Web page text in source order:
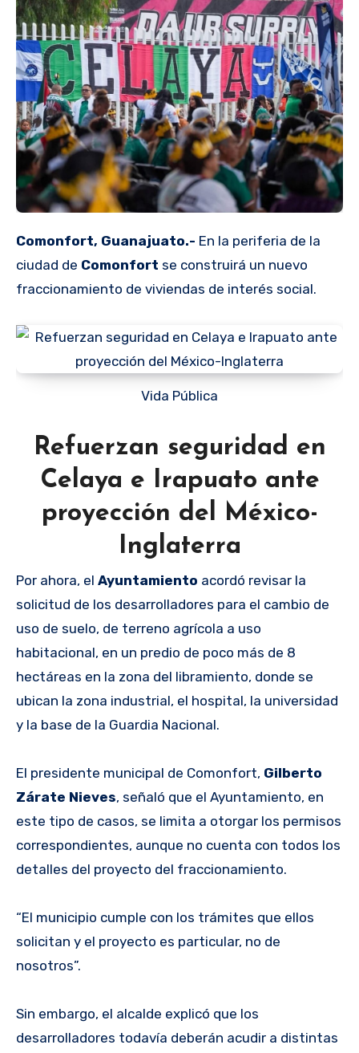
Comonfort, Guanajuato.- En la periferia de la
ciudad de Comonfort se construirá un nuevo
fraccionamiento de viviendas de interés social.
Vida Pública
Refuerzan seguridad en
Celaya e Irapuato ante
proyección del México-
Inglaterra
Por ahora, el Ayuntamiento acordó revisar la
solicitud de los desarrolladores para el cambio de
uso de suelo, de terreno agrícola a uso
habitacional, en un predio de poco más de 8
hectáreas en la zona del libramiento, donde se
ubican la zona industrial, el hospital, la universidad
y la base de la Guardia Nacional.
El presidente municipal de Comonfort, Gilberto
Zárate Nieves, señaló que el Ayuntamiento, en
este tipo de casos, se limita a otorgar los permisos
correspondientes, aunque no cuenta con todos los
detalles del proyecto del fraccionamiento.
“El municipio cumple con los trámites que ellos
solicitan y el proyecto es particular, no de
nosotros”.
Sin embargo, el alcalde explicó que los
desarrolladores todavía deberán acudir a distintas